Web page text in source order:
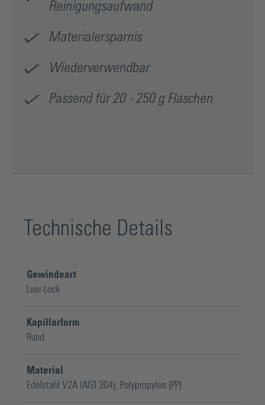
Reinigungsaufwand
Materialersparnis
Wiederverwendbar
Passend für 20 - 250 g Flaschen
Technische Details
Gewindeart
Luer-Lock
Kapillarform
Rund
Material
Edelstahl V2A (AISI 304) , Polypropylen (PP)